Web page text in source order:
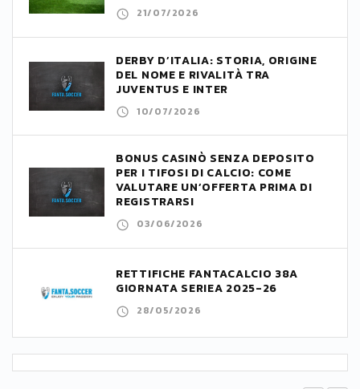
21/07/2026
DERBY D’ITALIA: STORIA, ORIGINE
DEL NOME E RIVALITÀ TRA
JUVENTUS E INTER
10/07/2026
BONUS CASINÒ SENZA DEPOSITO
PER I TIFOSI DI CALCIO: COME
VALUTARE UN’OFFERTA PRIMA DI
REGISTRARSI
03/06/2026
RETTIFICHE FANTACALCIO 38A
GIORNATA SERIEA 2025-26
28/05/2026